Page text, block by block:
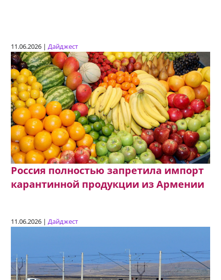
11.06.2026 |Дайджест
Россия полностью запретила импорт
карантинной продукции из Армении
11.06.2026 |Дайджест